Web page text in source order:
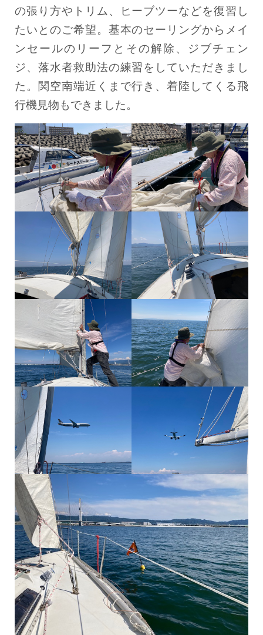
の張り方やトリム、ヒーブツーなどを復習し
たいとのご希望。基本のセーリングからメイ
ンセールのリーフとその解除、ジブチェン
ジ、落水者救助法の練習をしていただきまし
た。関空南端近くまで行き、着陸してくる飛
行機見物もできました。